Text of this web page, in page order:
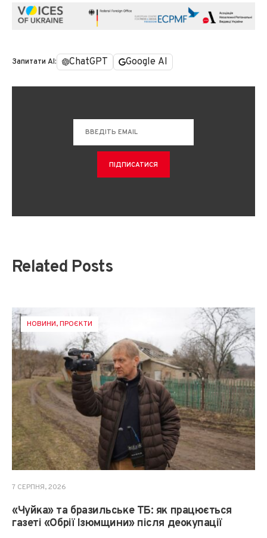
Запитати AI: ChatGPT Google AI
Related Posts
НОВИНИ,ПРОЄКТИ
7 СЕРПНЯ, 2026
«Чуйка» та бразильське ТБ: як працюється
газеті «Обрії Ізюмщини» після деокупації